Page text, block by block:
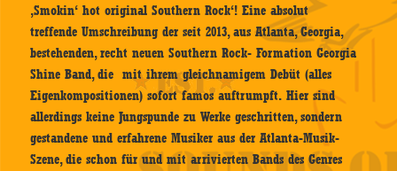
‚Smokin‘ hot original Southern Rock‘! Eine absolut
treffende Umschreibung der seit 2013, aus Atlanta, Georgia,
bestehenden, recht neuen Southern Rock- Formation Georgia
Shine Band, die mit ihrem gleichnamigem Debüt (alles
Eigenkompositionen) sofort famos auftrumpft. Hier sind
allerdings keine Jungspunde zu Werke geschritten, sondern
gestandene und erfahrene Musiker aus der Atlanta-Musik-
Szene, die schon für und mit arrivierten Bands des Genres